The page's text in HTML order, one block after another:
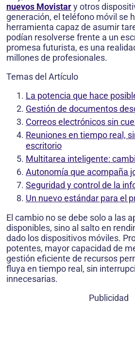
nuevos Movistary otros
generación, el teléfono móvil se
herramienta capaz de asumir
podían resolverse frente a un
promesa futurista, es una
millones de profesionales.
Temas del Artículo
La potencia que hace
Gestión de documentos
Correos electrónicos sin
Reuniones en tiempo real,
escritorio
Multitarea inteligente:
Autonomía que acompaña
Seguridad y control de la
Un nuevo estándar para el
El cambio no se debe solo a las
disponibles, sino al salto en
dado los dispositivos móviles.
potentes, mayor capacidad de
gestión eficiente de recursos
fluya en tiempo real, sin
innecesarias.
Publicidad